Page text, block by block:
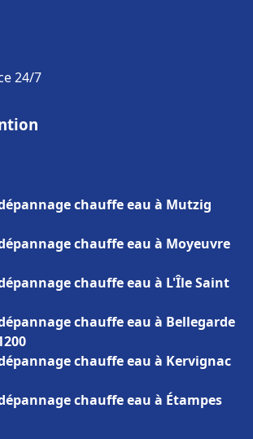
24/7
chauffe eau à Mutzig
chauffe eau à Moyeuvre
chauffe eau à L'Île Saint
chauffe eau à Bellegarde
chauffe eau à Kervignac
chauffe eau à Étampes